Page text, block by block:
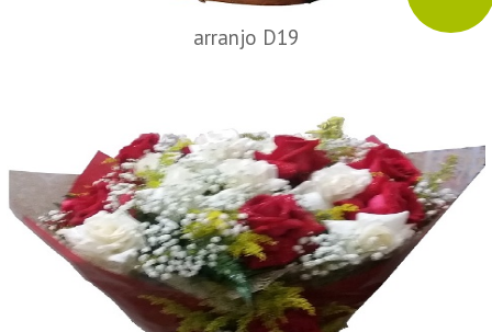
arranjo D19